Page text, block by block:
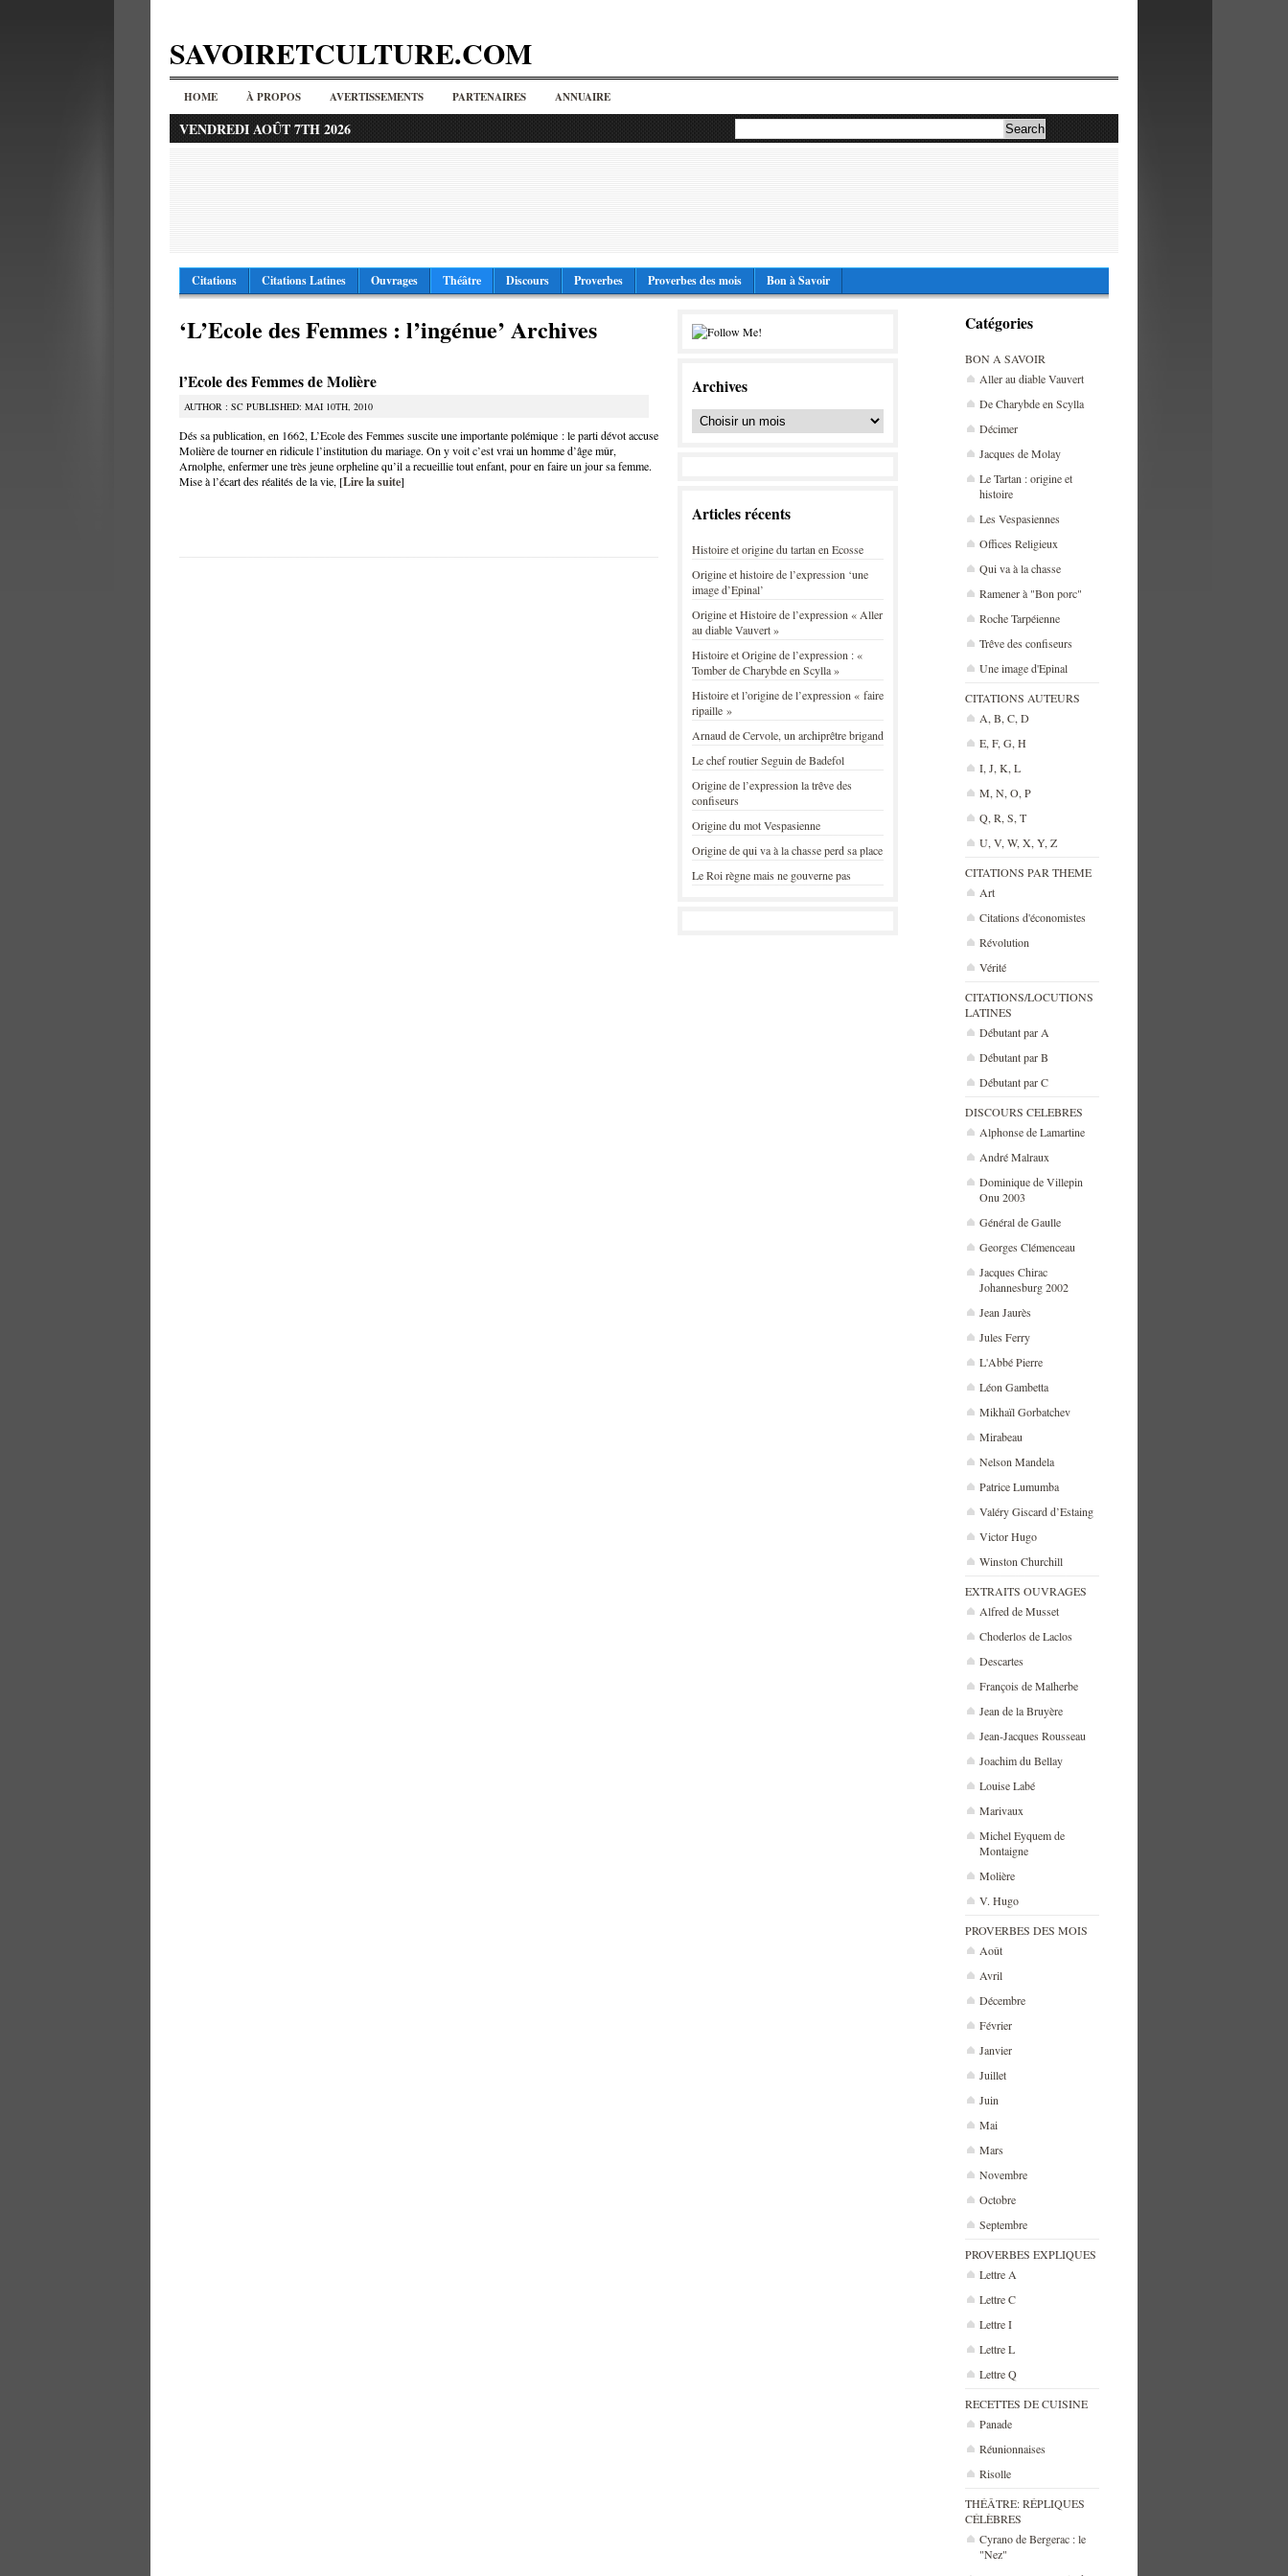
SAVOIRETCULTURE.COM
HOME À PROPOS AVERTISSEMENTS PARTENAIRES ANNUAIRE
VENDREDI AOÛT 7TH 2026
Citations Citations Latines Ouvrages Théâtre Discours Proverbes Proverbes des mois Bon à Savoir
Catégories
BON A SAVOIR
Aller au diable Vauvert
De Charybde en Scylla
Décimer
Jacques de Molay
Le Tartan : origine et
histoire
Les Vespasiennes
Offices Religieux
Qui va à la chasse
Ramener à "Bon porc"
Roche Tarpéienne
Trêve des confiseurs
Une image d'Epinal
CITATIONS AUTEURS
A, B, C, D
E, F, G, H
I, J, K, L
M, N, O, P
Q, R, S, T
U, V, W, X, Y, Z
CITATIONS PAR THEME
Art
Citations d'économistes
Révolution
Vérité
CITATIONS/LOCUTIONS
LATINES
Débutant par A
Débutant par B
Débutant par C
DISCOURS CELEBRES
Alphonse de Lamartine
André Malraux
Dominique de Villepin
Onu 2003
Général de Gaulle
Georges Clémenceau
Jacques Chirac
Johannesburg 2002
Jean Jaurès
Jules Ferry
L'Abbé Pierre
Léon Gambetta
Mikhaïl Gorbatchev
Mirabeau
Nelson Mandela
Patrice Lumumba
Valéry Giscard d’Estaing
Victor Hugo
Winston Churchill
EXTRAITS OUVRAGES
Alfred de Musset
Choderlos de Laclos
Descartes
François de Malherbe
Jean de la Bruyère
Jean-Jacques Rousseau
Joachim du Bellay
Louise Labé
Marivaux
Michel Eyquem de
Montaigne
Molière
V. Hugo
PROVERBES DES MOIS
Août
Avril
Décembre
Février
Janvier
Juillet
Juin
Mai
Mars
Novembre
Octobre
Septembre
PROVERBES EXPLIQUES
Lettre A
Lettre C
Lettre I
Lettre L
Lettre Q
RECETTES DE CUISINE
Panade
Réunionnaises
Risolle
THÉÂTRE: RÉPLIQUES
CÉLÈBRES
Cyrano de Bergerac : le
"Nez"
‘L’Ecole des Femmes : l’ingénue’ Archives
l’Ecole des Femmes de Molière
AUTHOR : SC PUBLISHED: MAI 10TH, 2010
Dés sa publication, en 1662, L’Ecole des Femmes suscite une importante polémique : le parti dévot accuse
Molière de tourner en ridicule l’institution du mariage. On y voit c’est vrai un homme d’âge mûr,
Arnolphe, enfermer une très jeune orpheline qu’il a recueillie tout enfant, pour en faire un jour sa femme.
Mise à l’écart des réalités de la vie, [Lire la suite]
Archives
Articles récents
Histoire et origine du tartan en Ecosse
Origine et histoire de l’expression ‘une
image d’Epinal’
Origine et Histoire de l’expression « Aller
au diable Vauvert »
Histoire et Origine de l’expression : «
Tomber de Charybde en Scylla »
Histoire et l’origine de l’expression « faire
ripaille »
Arnaud de Cervole, un archiprêtre brigand
Le chef routier Seguin de Badefol
Origine de l’expression la trêve des
confiseurs
Origine du mot Vespasienne
Origine de qui va à la chasse perd sa place
Le Roi règne mais ne gouverne pas